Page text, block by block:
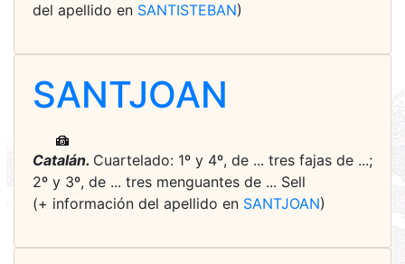
del apellido en SANTISTEBAN)
SANTJOAN
Catalán. Cuartelado: 1º y 4º, de ... tres fajas de ...;
2º y 3º, de ... tres menguantes de ... Sell
(+ información del apellido en SANTJOAN)